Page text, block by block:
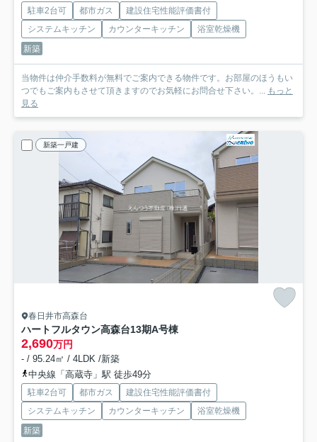
駐車2台可 都市ガス
建設住宅性能評価書付
システムキッチン
カウンターキッチン
浴室乾燥機
新築
当物件は仲介手数料が無料でご案内できる物件です。お部屋のほうもい
つでもご案内もさせて頂きますのでお気軽にお問合せ下さい。...
もっと
見る
新築一戸建
春日井市高森台
ハートフルタウン高森台13期A号棟
2,690万円
- / 95.24㎡ / 4LDK /新築
中央線「高蔵寺」駅 徒歩49分
駐車2台可 都市ガス
建設住宅性能評価書付
システムキッチン
カウンターキッチン
浴室乾燥機
新築